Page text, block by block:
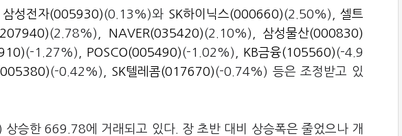
삼성전자(005930)(0.13%)와 SK하이닉스(000660)(2.50%),셀트
(2.78%), NAVER(035420)(2.10%), 삼성물산(000830)
(-1.27%), POSCO(005490)(-1.02%), KB금융(105560)(-4.9
(-0.42%), SK텔레콤(017670)(-0.74%) 등은 조정받고 있
승한 669.78에 거래되고 있다. 장 초반 대비 상승폭은 줄었으나 개